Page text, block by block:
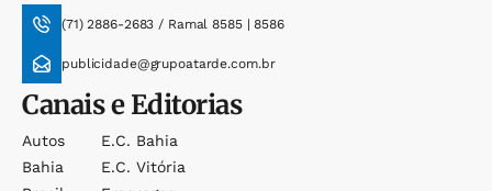
(71) 2886-2683 / Ramal 8585 | 8586
publicidade@grupoatarde.com.br
Canais e Editorias
Autos
Bahia
E.c. Bahia
E.c. Vitória